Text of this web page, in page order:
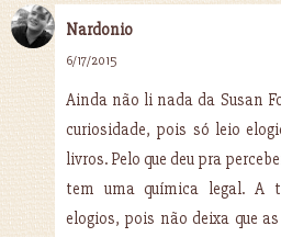
Nardonio
6/17/2015
Ainda não li nada da Susan
curiosidade, pois só leio
livros. Pelo que deu pra
tem uma química legal. A
elogios, pois não deixa que